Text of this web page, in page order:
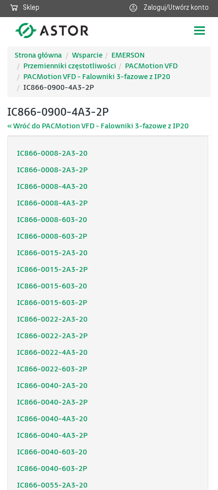
Sklep Zaloguj/Utwórz konto
Strona główna
Wsparcie
EMERSON
Przemienniki częstotliwości
PACMotion VFD
PACMotion VFD - Falowniki 3-fazowe z IP20
IC866-0900-4A3-2P
IC866-0900-4A3-2P
« Wróć do PACMotion VFD - Falowniki 3-fazowe z IP20
IC866-0008-2A3-20
IC866-0008-2A3-2P
IC866-0008-4A3-20
IC866-0008-4A3-2P
IC866-0008-603-20
IC866-0008-603-2P
IC866-0015-2A3-20
IC866-0015-2A3-2P
IC866-0015-603-20
IC866-0015-603-2P
IC866-0022-2A3-20
IC866-0022-2A3-2P
IC866-0022-4A3-20
IC866-0022-603-2P
IC866-0040-2A3-20
IC866-0040-2A3-2P
IC866-0040-4A3-20
IC866-0040-4A3-2P
IC866-0040-603-20
IC866-0040-603-2P
IC866-0055-2A3-20